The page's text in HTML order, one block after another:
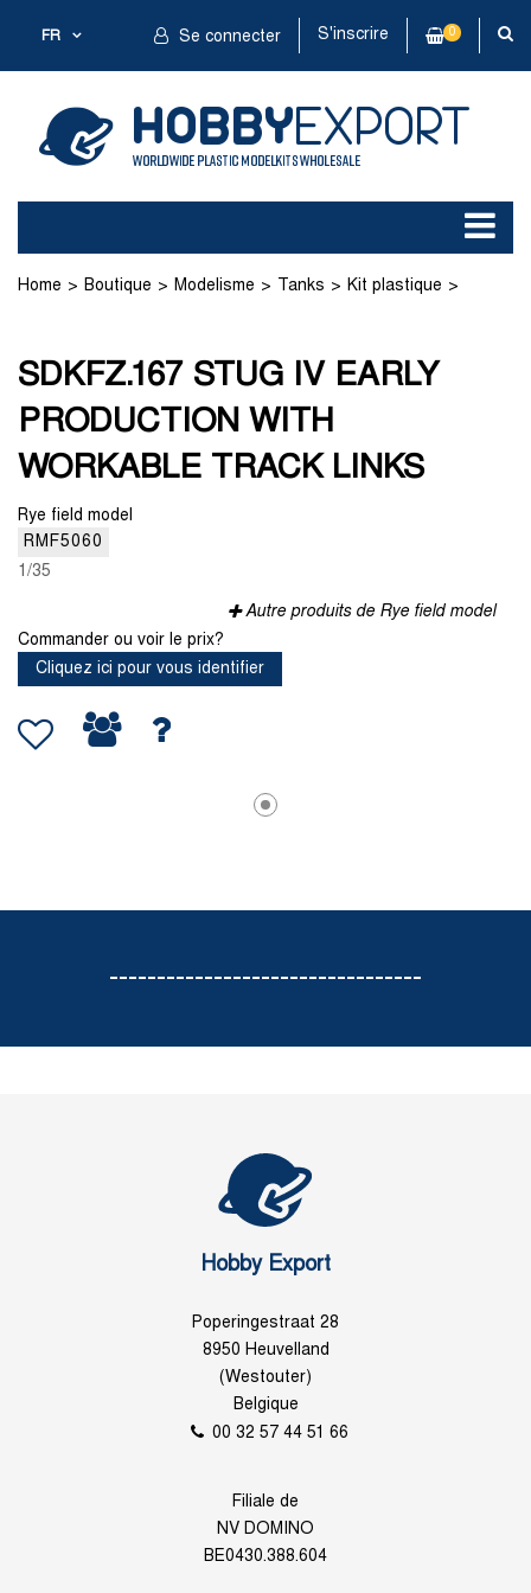
FR Se connecter S'inscrire 0
Home Boutique Modelisme Tanks Kit plastique
TRACK LINKS
SDKFZ.167 STUG IV EARLY
PRODUCTION WITH
WORKABLE TRACK LINKS
Rye field model
RMF5060
1/35
Autre produits de Rye field model
Commander ou voir le prix?
Cliquez ici pour vous identifier
---------------------------------
Hobby Export
Poperingestraat 28
8950 Heuvelland
(Westouter)
Belgique
00 32 57 44 51 66
Filiale de
NV DOMINO
BE0430.388.604